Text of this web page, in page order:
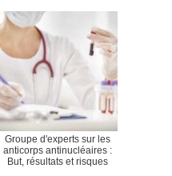
Groupe d'experts sur les
anticorps antinucléaires :
But, résultats et risques